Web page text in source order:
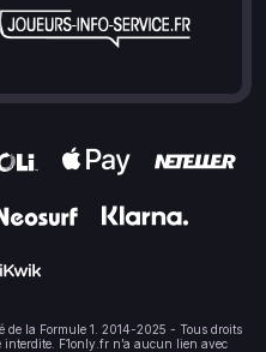
la Formule 1. 2014-2025 - Tous droits
interdite. F1only.fr n’a aucun lien avec